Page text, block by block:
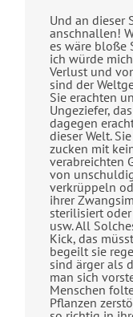
Und an dieser
anschnallen!
es wäre bloße
ich würde
Verlust und
sind der
Sie erachten
Ungeziefer,
dagegen
dieser Welt.
zucken mit
verabreichten
von
verkrüppeln
ihrer
sterilisiert
usw. All
Kick, das
begeilt sie
sind ärger als
man sich
Menschen
Pflanzen